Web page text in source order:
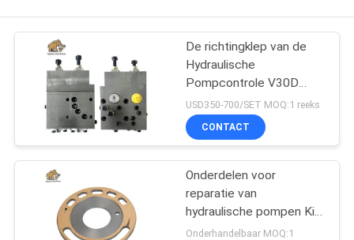
PRODUCTEN
ONGEVEER
ONS
FABRIEKSREIS
KWALITEITSCONTROLE
De richtingklep van de
Hydraulische
Pompcontrole V30D
voor HAWE-de Pomp van
de Reekszuiger
USD350-700/SET MOQ:1 reeks
CONTACT
Onderdelen voor
reparatie van
hydraulische pompen Kit
P2145 Voor Parker 2145
Onderhandelbaar MOQ:1